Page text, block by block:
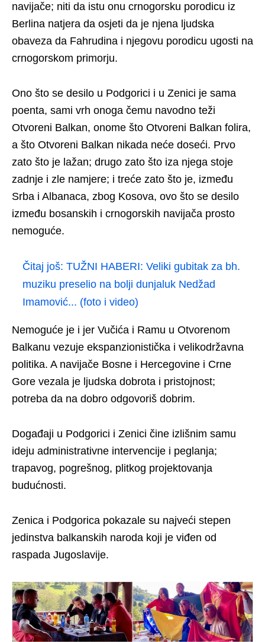
navijače; niti da istu onu crnogorsku porodicu iz
Berlina natjera da osjeti da je njena ljudska
obaveza da Fahrudina i njegovu porodicu ugosti na
crnogorskom primorju.
Ono što se desilo u Podgorici i u Zenici je sama
poenta, sami vrh onoga čemu navodno teži
Otvoreni Balkan, onome što Otvoreni Balkan folira,
a što Otvoreni Balkan nikada neće doseći. Prvo
zato što je lažan; drugo zato što iza njega stoje
zadnje i zle namjere; i treće zato što je, između
Srba i Albanaca, zbog Kosova, ovo što se desilo
između bosanskih i crnogorskih navijača prosto
nemoguće.
Čitaj još: TUŽNI HABERI: Veliki gubitak za bh.
muziku preselio na bolji dunjaluk Nedžad
Imamović... (foto i video)
Nemoguće je i jer Vučića i Ramu u Otvorenom
Balkanu vezuje ekspanzionistička i velikodržavna
politika. A navijače Bosne i Hercegovine i Crne
Gore vezala je ljudska dobrota i pristojnost;
potreba da na dobro odgovoriš dobrim.
Događaji u Podgorici i Zenici čine izlišnim samu
ideju administrativne intervencije i peglanja;
trapavog, pogrešnog, plitkog projektovanja
budućnosti.
Zenica i Podgorica pokazale su najveći stepen
jedinstva balkanskih naroda koji je viđen od
raspada Jugoslavije.